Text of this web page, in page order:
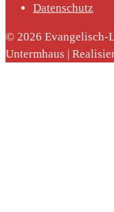
Datenschutz
© 2026 Evangelisch-
Untermhaus |